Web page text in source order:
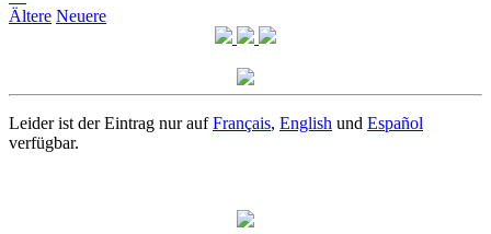
Ältere Neuere
Leider ist der Eintrag nur aufFrançais, English und Español
verfügbar.